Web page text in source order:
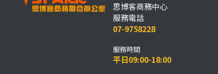
思博客商務中心
服務電話
07-9758228
服務時間
平日09:00-18:00